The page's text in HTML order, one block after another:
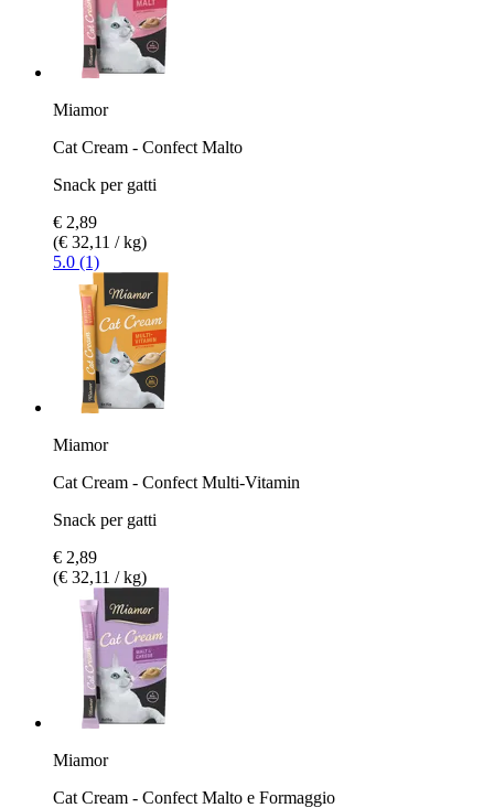
Miamor
Cat Cream - Confect Malto
Snack per gatti
€ 2,89
(€ 32,11 / kg)
5.0 (1)
Miamor
Cat Cream - Confect Multi-Vitamin
Snack per gatti
€ 2,89
(€ 32,11 / kg)
Miamor
Cat Cream - Confect Malto e Formaggio